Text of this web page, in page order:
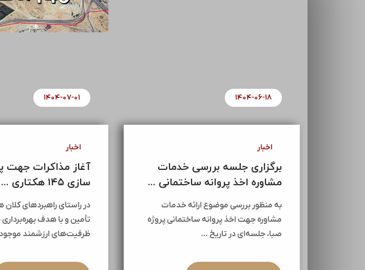
۱۴۰۴-۰۷-۰۱
اخبار
آغاز مذاکرات جهت
سازی ۱۴۵ هکتاری ...
در راستای راهبردهای
تأمین و با هدف بهره‌برداری
ظرفیت‌های ارزشمند
۱۴۰۴-۰۶-۱۸
اخبار
برگزاری جلسه بررسی خدمات
مشاوره اخذ پروانه ساختمانی ...
به منظور بررسی موضوع ارائه خدمات
مشاوره جهت اخذ پروانه ساختمانی پروژه
صبا، جلسه‌ای در تاریخ …